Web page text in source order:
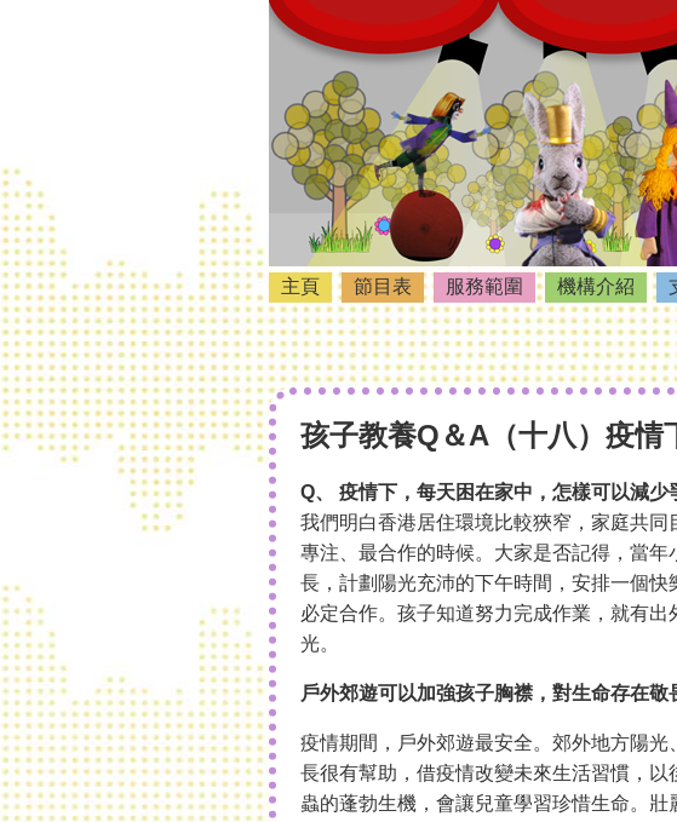
主頁 節目表 服務範圍 機構介紹
孩子教養Q＆A（十八）疫情
Q、 疫情下，每天困在家中，怎樣可以減少
我們明白香港居住環境比較狹窄，家庭共
專注、最合作的時候。大家是否記得，當
長，計劃陽光充沛的下午時間，安排一個
必定合作。孩子知道努力完成作業，就有
光。
戶外郊遊可以加強孩子胸襟，對生命存在敬
疫情期間，戶外郊遊最安全。郊外地方陽
長很有幫助，借疫情改變未來生活習慣，
蟲的蓬勃生機，會讓兒童學習珍惜生命。